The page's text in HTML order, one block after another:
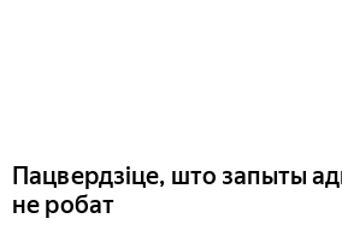
Пацвердзіце, што запыты
не робат